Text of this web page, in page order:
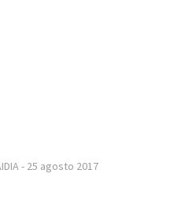
- 25 agosto 2017